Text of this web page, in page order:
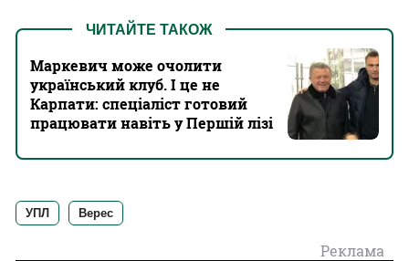
ЧИТАЙТЕ ТАКОЖ
Маркевич може очолити
український клуб. І це не
Карпати: спеціаліст готовий
працювати навіть у Першій лізі
УПЛ Верес
Реклама